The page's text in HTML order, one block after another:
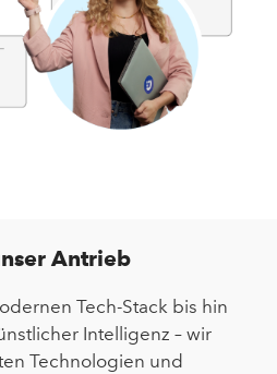
Antrieb
Tech-Stack bis hin
Intelligenz – wir
Technologien und